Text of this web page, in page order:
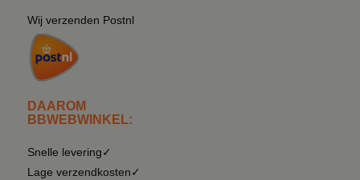
Wij verzenden Postnl
DAAROM
BBWEBWINKEL:
Snelle levering✓
Lage verzendkosten✓